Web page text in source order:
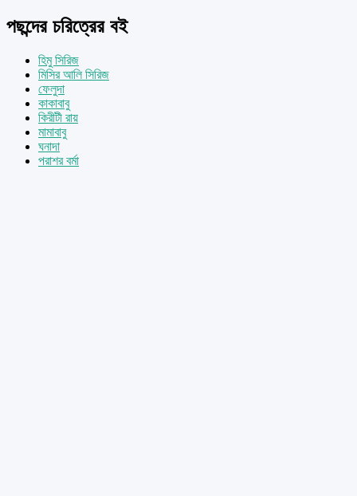
পছন্দের চরিত্রের বই
হিমু সিরিজ
মিসির আলি সিরিজ
ফেলুদা
কাকাবাবু
কিরীটী রায়
মামাবাবু
ঘনাদা
পরাশর বর্মা